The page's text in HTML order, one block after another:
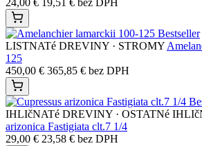
24,00 € 19,51 € bez DPH
Bestseller
LISTNATé DREVINY · STROMY
125
450,00 € 365,85 € bez DPH
IHLIčNATé DREVINY · OSTATNé
arizonica Fastigiata clt.7 1/4
29,00 € 23,58 € bez DPH